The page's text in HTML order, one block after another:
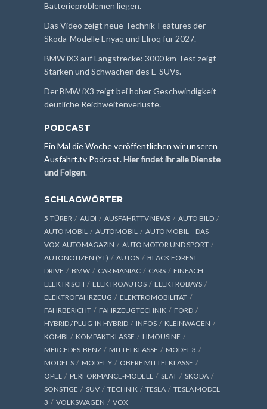
Batterieproblemen liegen.
Das Video zeigt neue Technik-Features der
Skoda-Modelle Enyaq und Elroq für 2027.
BMW iX3 auf Langstrecke: 3000 km Test zeigt
Stärken und Schwächen des E-SUVs.
Der BMW iX3 zeigt bei hoher Geschwindigkeit
deutliche Reichweitenverluste.
PODCAST
Ein Mal die Woche veröffentlichen wir unseren
Ausfahrt.tv Podcast.Hier findet ihr alle Dienste
und Folgen.
SCHLAGWÖRTER
5-TÜRER AUDI AUSFAHRTTV NEWS
AUTO BILD
AUTO MOBIL
AUTOMOBIL
AUTO MOBIL – DAS
VOX-AUTOMAGAZIN
AUTO MOTOR UND SPORT
AUTONOTIZEN (YT)
AUTOS
BLACK FOREST
DRIVE
BMW CAR MANIAC CARS
EINFACH
ELEKTRISCH
ELEKTROAUTOS
ELEKTROBAYS
ELEKTROFAHRZEUG
ELEKTROMOBILITÄT
FAHRBERICHT
FAHRZEUGTECHNIK
FORD
HYBRID / PLUG-IN HYBRID
INFOS
KLEINWAGEN
KOMBI
KOMPAKTKLASSE
LIMOUSINE
MERCEDES-BENZ
MITTELKLASSE
MODEL 3
MODEL S
MODEL Y
OBERE MITTELKLASSE
OPEL
PERFORMANCE-MODELL SEAT
SKODA
SONSTIGE
SUV TECHNIK TESLA
TESLA MODEL
3
VOLKSWAGEN VOX